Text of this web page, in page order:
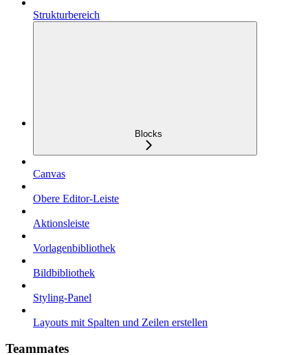
Strukturbereich
Blocks
Canvas
Obere Editor-Leiste
Aktionsleiste
Vorlagenbibliothek
Bildbibliothek
Styling-Panel
Layouts mit Spalten und Zeilen erstellen
Teammates